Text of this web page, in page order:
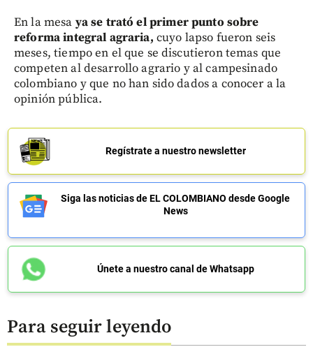
En la mesa ya se trató el primer punto sobre
reforma integral agraria, cuyo lapso fueron seis
meses, tiempo en el que se discutieron temas que
competen al desarrollo agrario y al campesinado
colombiano y que no han sido dados a conocer a la
opinión pública.
Regístrate a nuestro newsletter
Siga las noticias de EL COLOMBIANO desde Google
News
Únete a nuestro canal de Whatsapp
Para seguir leyendo